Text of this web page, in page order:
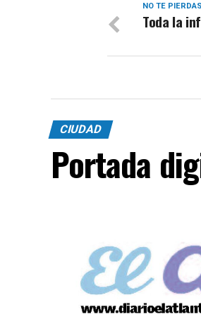
NO TE PIERDAS
Toda la
CIUDAD
Portada